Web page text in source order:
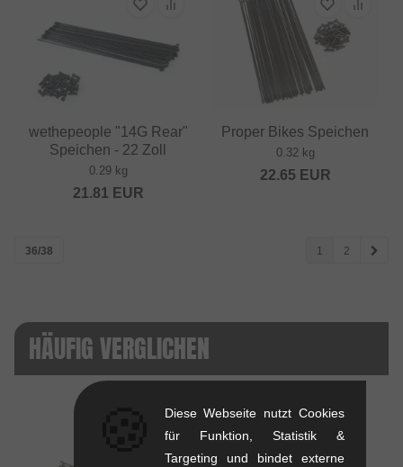
wethepeople "14G Rear"
Speichen - 22 Zoll
0.29 kg
21.81 EUR
Proper Bikes Speichen
0.32 kg
22.65 EUR
36/38 1 2
HÄUFIG VERGLICHEN
Diese Webseite nutzt Cookies
für Funktion, Statistik &
Targeting und bindet externe